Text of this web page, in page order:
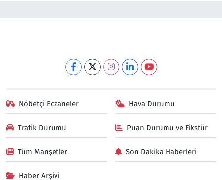
Nöbetçi Eczaneler Hava Durumu
Trafik Durumu Puan Durumu ve Fikstür
Tüm Manşetler Son Dakika Haberleri
Haber Arşivi